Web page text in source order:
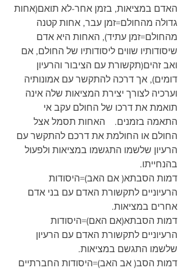
האדם במציאות, בזמן אחר-לא תואם(אחות
גדולה מהחולם=זמן עבר, אחות קטנה
מהחולם=זמן עתיד), האחות היא אדם
שיסודותיו שווים ליסודותיו של החולם, אם
ואב זהים(תקשורת עם הציבור והרעיון
דומים), אך דרכה להתקשר עם אמונותיה
וערכיה לצורך יצירת המציאות שלה אינה
תואמת את דרכו של החולם עקב אי
התאמה בזמנים.    האחות תסמל אצל
החולם או החולמת את דרכם להתקשר עם
הרעיון שלשמו התגשמו במציאות ולפעול
בהנחייתו.
דמות הסבתא( אם האב)=היסודות
הרעיוניים לתקשורת האדם עם בני אדם
אחרים במציאות.
דמות הסבתא(אם האם)=היסודות
הרעיוניים לתקשורת האדם עם הרעיון
שלשמו התגשם במציאות.
דמות הסב( אב האב)=היסודות החברתיים